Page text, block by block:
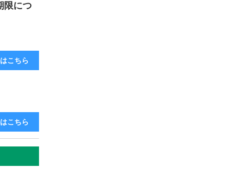
限につ
こちら
こちら